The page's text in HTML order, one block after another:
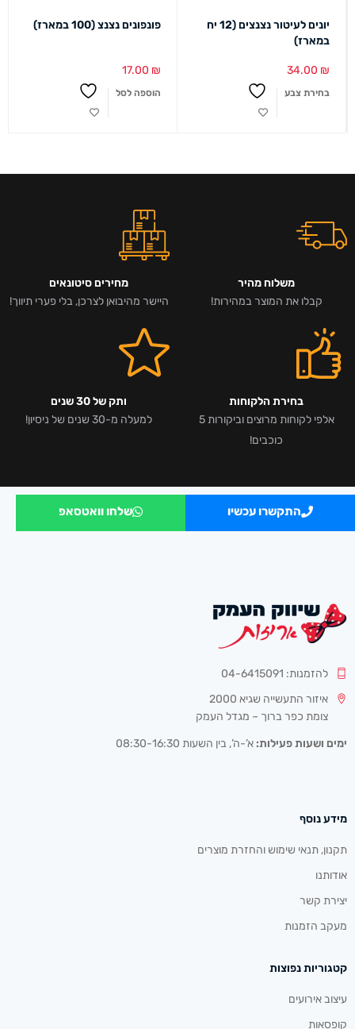
יונים לעיטור נצנצים (12 יח
במארז)
34.00 ₪
בחירת צבע
פונפונים נצנצ (100 במארז)
17.00 ₪
הוספה לסל
משלוח מהיר
קבלו את המוצר במהירות!
מחירים סיטונאים
היישר מהיבואן לצרכן, בלי פערי תיווך!
בחירת הלקוחות
אלפי לקוחות מרוצים וביקורות 5
כוכבים!
ותק של 30 שנים
למעלה מ-30 שנים של ניסיון!
התקשרו עכשיו שלחו וואטסאפ
להזמנות: 04-6415091
איזור התעשייה שגיא 2000
צומת כפר ברוך – מגדל העמק
ימים ושעות פעילות: א’-ה’, בין השעות 08:30-16:30
מידע נוסף
תקנון, תנאי שימוש והחזרת מוצרים
אודותנו
יצירת קשר
מעקב הזמנות
קטגוריות נפוצות
עיצוב אירועים
קופסאות